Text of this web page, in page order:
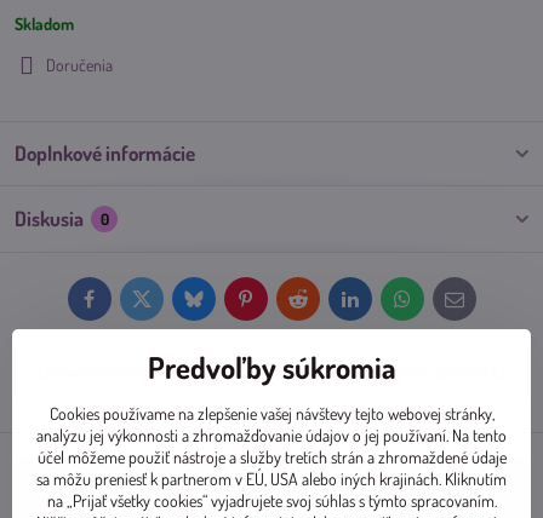
Skladom
Doručenia
Doplnkové informácie
Diskusia 0
FacebookTwitter BlueskyPinterestReddit LinkedInWhatsApp
E-
mail
Predchádzajúci produkt Nasledujúci produkt
Predvoľby súkromia
Cookies používame na zlepšenie vašej návštevy tejto webovej stránky,
analýzu jej výkonnosti a zhromažďovanie údajov o jej používaní. Na tento
účel môžeme použiť nástroje a služby tretích strán a zhromaždené údaje
sa môžu preniesť k partnerom v EÚ, USA alebo iných krajinách. Kliknutím
na „Prijať všetky cookies“ vyjadrujete svoj súhlas s týmto spracovaním.